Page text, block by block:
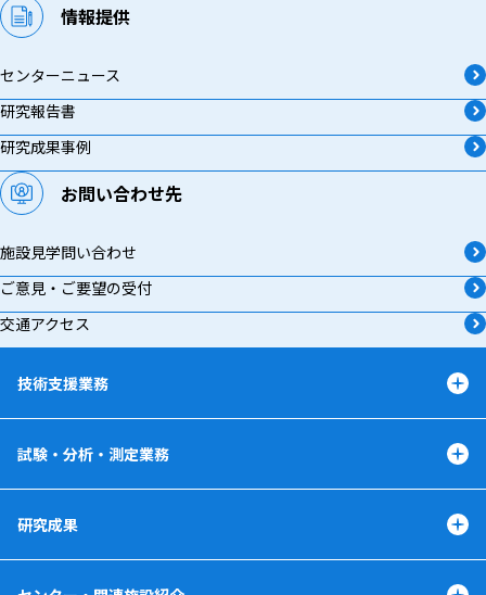
情報提供
センターニュース
研究報告書
研究成果事例
お問い合わせ先
施設見学問い合わせ
ご意見・ご要望の受付
交通アクセス
技術支援業務
試験・分析・測定業務
研究成果